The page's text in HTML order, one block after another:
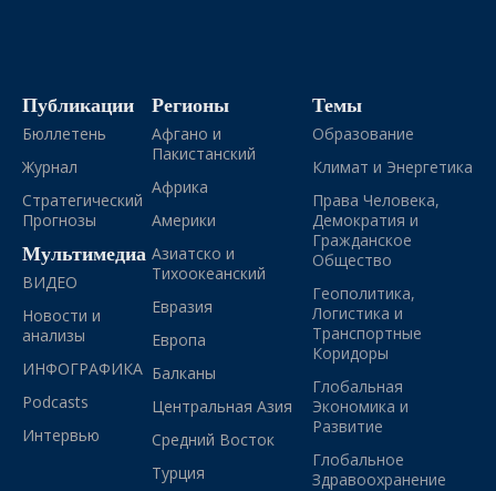
Публикации
Бюллетень
Журнал
Стратегический
Прогнозы
Мультимедиа
ВИДЕО
Новости и
анализы
ИНФОГРАФИКА
Podcasts
Интервью
Регионы
Афгано и
Пакистанский
Африка
Америки
Азиатско и
Тихоокеанский
Евразия
Европа
Балканы
Центральная Азия
Средний Восток
Турция
Темы
Образование
Климат и Энергетика
Права Человека,
Демократия и
Гражданское
Общество
Геополитика,
Логистика и
Транспортные
Коридоры
Глобальная
Экономика и
Развитие
Глобальное
Здравоохранение